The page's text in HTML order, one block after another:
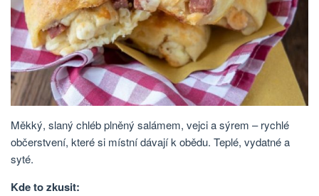
Měkký, slaný chléb plněný salámem, vejci a sýrem – rychlé
občerstvení, které si místní dávají k obědu. Teplé, vydatné a
syté.
Kde to zkusit: